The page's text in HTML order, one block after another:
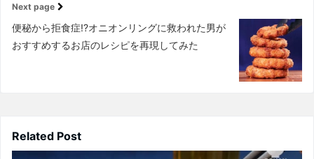
Next page
便秘から拒食症!?オニオンリングに救われた男が
おすすめするお店のレシピを再現してみた
Related Post